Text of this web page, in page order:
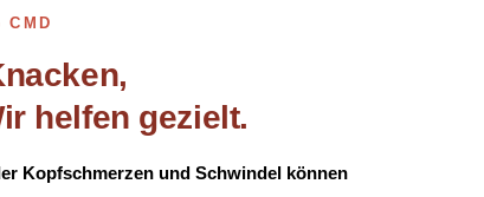
CMD
helfen gezielt.
Kopfschmerzen und Schwindel können